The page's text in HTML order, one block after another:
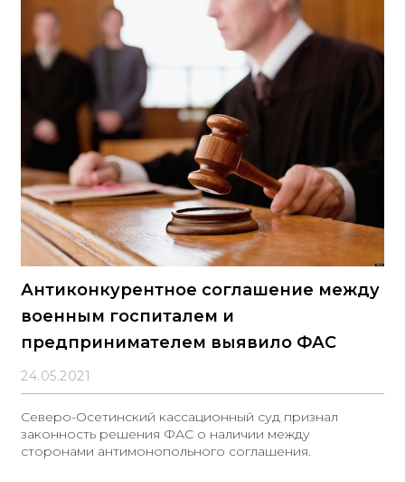
Антиконкурентное соглашение между
военным госпиталем и
предпринимателем выявило ФАС
24.05.2021
Северо-Осетинский кассационный суд признал
законность решения ФАС о наличии между
сторонами антимонопольного соглашения.